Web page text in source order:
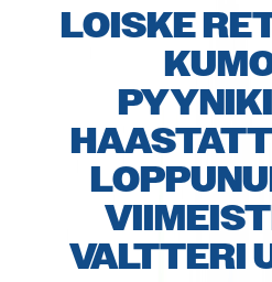
LOISKE
VALTTERI